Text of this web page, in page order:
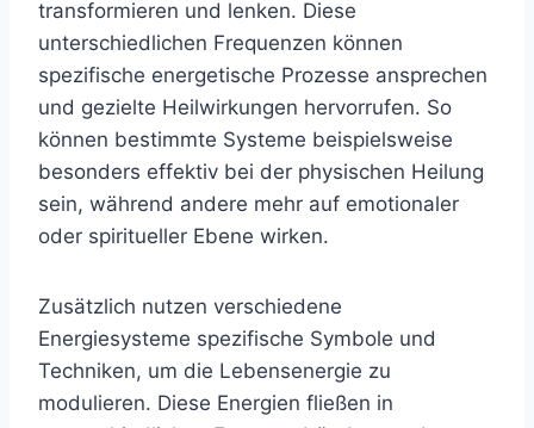
transformieren und lenken. Diese
unterschiedlichen Frequenzen können
spezifische energetische Prozesse ansprechen
und gezielte Heilwirkungen hervorrufen. So
können bestimmte Systeme beispielsweise
besonders effektiv bei der physischen Heilung
sein, während andere mehr auf emotionaler
oder spiritueller Ebene wirken.
Zusätzlich nutzen verschiedene
Energiesysteme spezifische Symbole und
Techniken, um die Lebensenergie zu
modulieren. Diese Energien fließen in